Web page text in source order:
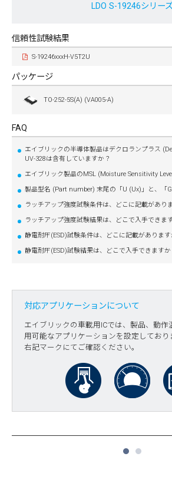
LDO S-19246シリー
信頼性試験結果
S-19246xxxH-V5T2U
パッケージ
TO-252-5S(A) (VA005-A)
FAQ
エイブリックの半導体製品はデクロランプラス
UV-328は含有していますか？
エイブリック製品のMSL (Moisture Sensitivity
製品型名 (Part number) 末尾の「U (Ux)」と、「
ラッチアップ強度試験条件は、どこに記載があり
ラッチアップ強度試験結果は、どこで入手できま
静電耐圧(ESD)試験条件は、どこに記載があります
静電耐圧(ESD)試験結果は、どこで入手できますか
対応アプリケーションについて
エイブリックの車載用ICでは、製品、動作
用可能なアプリケーションを設定しており
右記マークにてご確認ください。